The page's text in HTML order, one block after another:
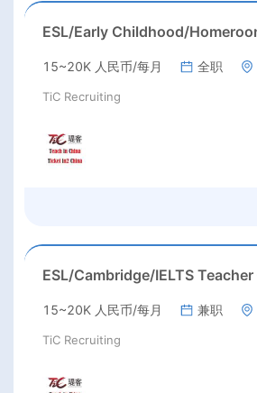
15~20K 人民币/每月 全职
TiC Recruiting
15~20K 人民币/每月 兼职
TiC Recruiting